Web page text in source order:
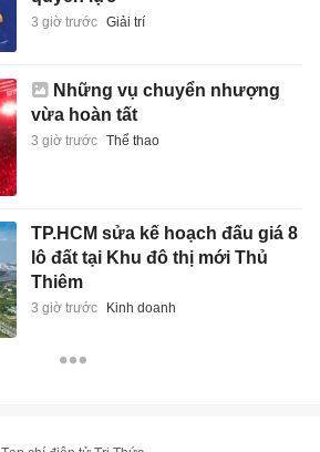
3 giờ trước Giải trí
Những vụ chuyển nhượng
vừa hoàn tất
3 giờ trước Thể thao
TP.HCM sửa kế hoạch đấu giá 8
lô đất tại Khu đô thị mới Thủ
Thiêm
3 giờ trước Kinh doanh